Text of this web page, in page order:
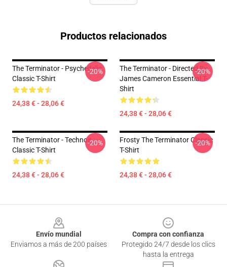
Productos relacionados
The Terminator - Psychedelic
Classic T-Shirt
24,38 € - 28,06 €
-20%
The Terminator - Directed By
James Cameron Essential T-
Shirt
24,38 € - 28,06 €
-20%
The Terminator - Technoir
Classic T-Shirt
24,38 € - 28,06 €
-20%
Frosty The Terminator Classic
T-Shirt
24,38 € - 28,06 €
-20%
Envío mundial
Enviamos a más de 200 países
Compra con confianza
Protegido 24/7 desde los clics
hasta la entrega